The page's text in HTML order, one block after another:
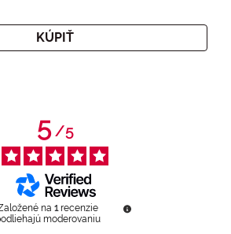
KÚPIŤ
5/5
na 1 recenzie
moderovaniu